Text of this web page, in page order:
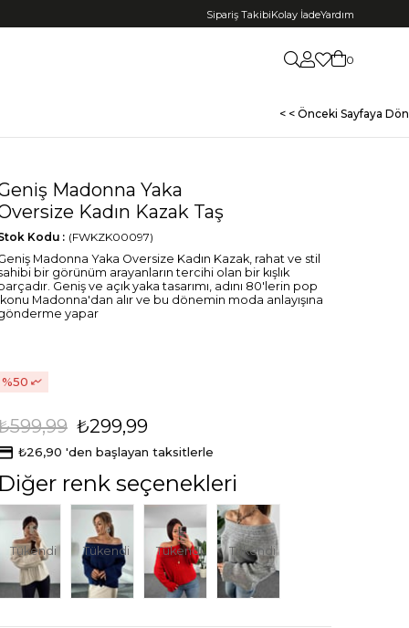
Sipariş TakibiKolay İadeYardım
0
< < Önceki Sayfaya Dön
Madonna Yaka
Kadın Kazak Taş
(FWKZK00097)
Kodu
Madonna Yaka Oversize Kadın Kazak, rahat ve stil
bir görünüm arayanların tercihi olan bir kışlık
Geniş ve açık yaka tasarımı, adını 80'lerin pop
Madonna'dan alır ve bu dönemin moda anlayışına
yapar
50
₺299,99
₺26,90 'den başlayan taksitlerle
Diğer renk seçenekleri
Tükendi Tükendi Tükendi Tükendi